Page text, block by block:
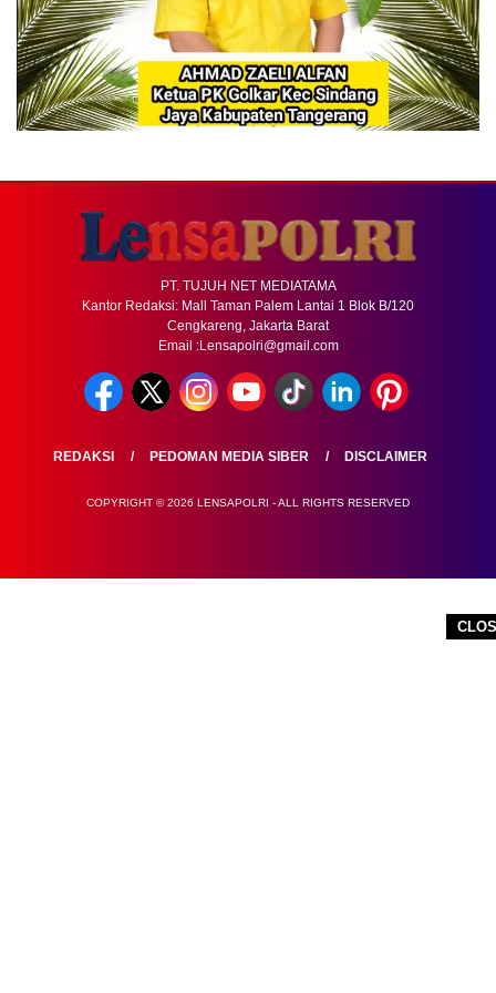
PT. TUJUH NET MEDIATAMA
Kantor Redaksi: Mall Taman Palem Lantai 1 Blok B/120
Cengkareng, Jakarta Barat
Email :Lensapolri@gmail.com
REDAKSI PEDOMAN MEDIA SIBER DISCLAIMER
COPYRIGHT © 2026 LENSAPOLRI - ALL RIGHTS RESERVED